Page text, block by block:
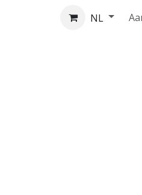
Over ons NL